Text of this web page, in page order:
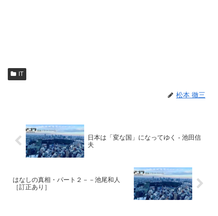
IT
松本 徹三
日本は「変な国」になってゆく - 池田信
夫
はなしの真相・パート２－－池尾和人
［訂正あり］